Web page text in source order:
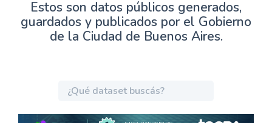
Estos son datos públicos generados,
guardados y publicados por el Gobierno
de la Ciudad de Buenos Aires.